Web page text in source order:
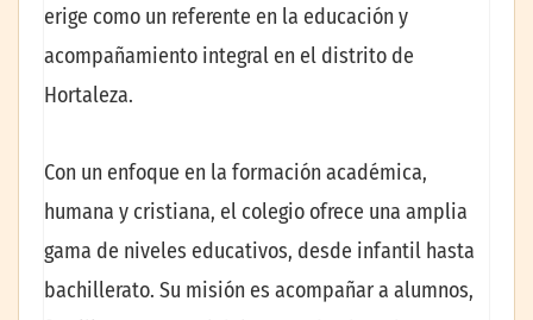
erige como un referente en la educación y
acompañamiento integral en el distrito de
Hortaleza.
Con un enfoque en la formación académica,
humana y cristiana, el colegio ofrece una amplia
gama de niveles educativos, desde infantil hasta
bachillerato. Su misión es acompañar a alumnos,